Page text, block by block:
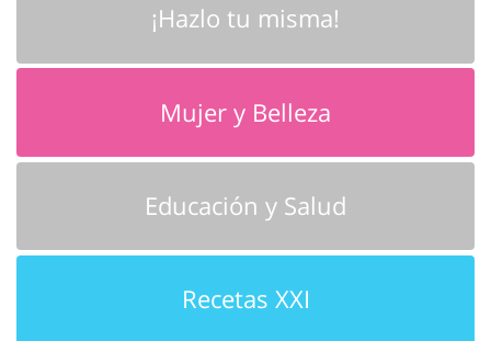
¡Hazlo tu misma!
Mujer y Belleza
Educación y Salud
Recetas XXI